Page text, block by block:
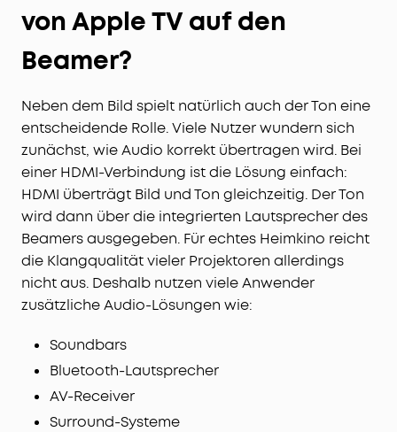
von Apple TV auf den
Beamer?
Neben dem Bild spielt natürlich auch der Ton eine
entscheidende Rolle. Viele Nutzer wundern sich
zunächst, wie Audio korrekt übertragen wird. Bei
einer HDMI-Verbindung ist die Lösung einfach:
HDMI überträgt Bild und Ton gleichzeitig. Der Ton
wird dann über die integrierten Lautsprecher des
Beamers ausgegeben. Für echtes Heimkino reicht
die Klangqualität vieler Projektoren allerdings
nicht aus. Deshalb nutzen viele Anwender
zusätzliche Audio-Lösungen wie:
Soundbars
Bluetooth-Lautsprecher
AV-Receiver
Surround-Systeme